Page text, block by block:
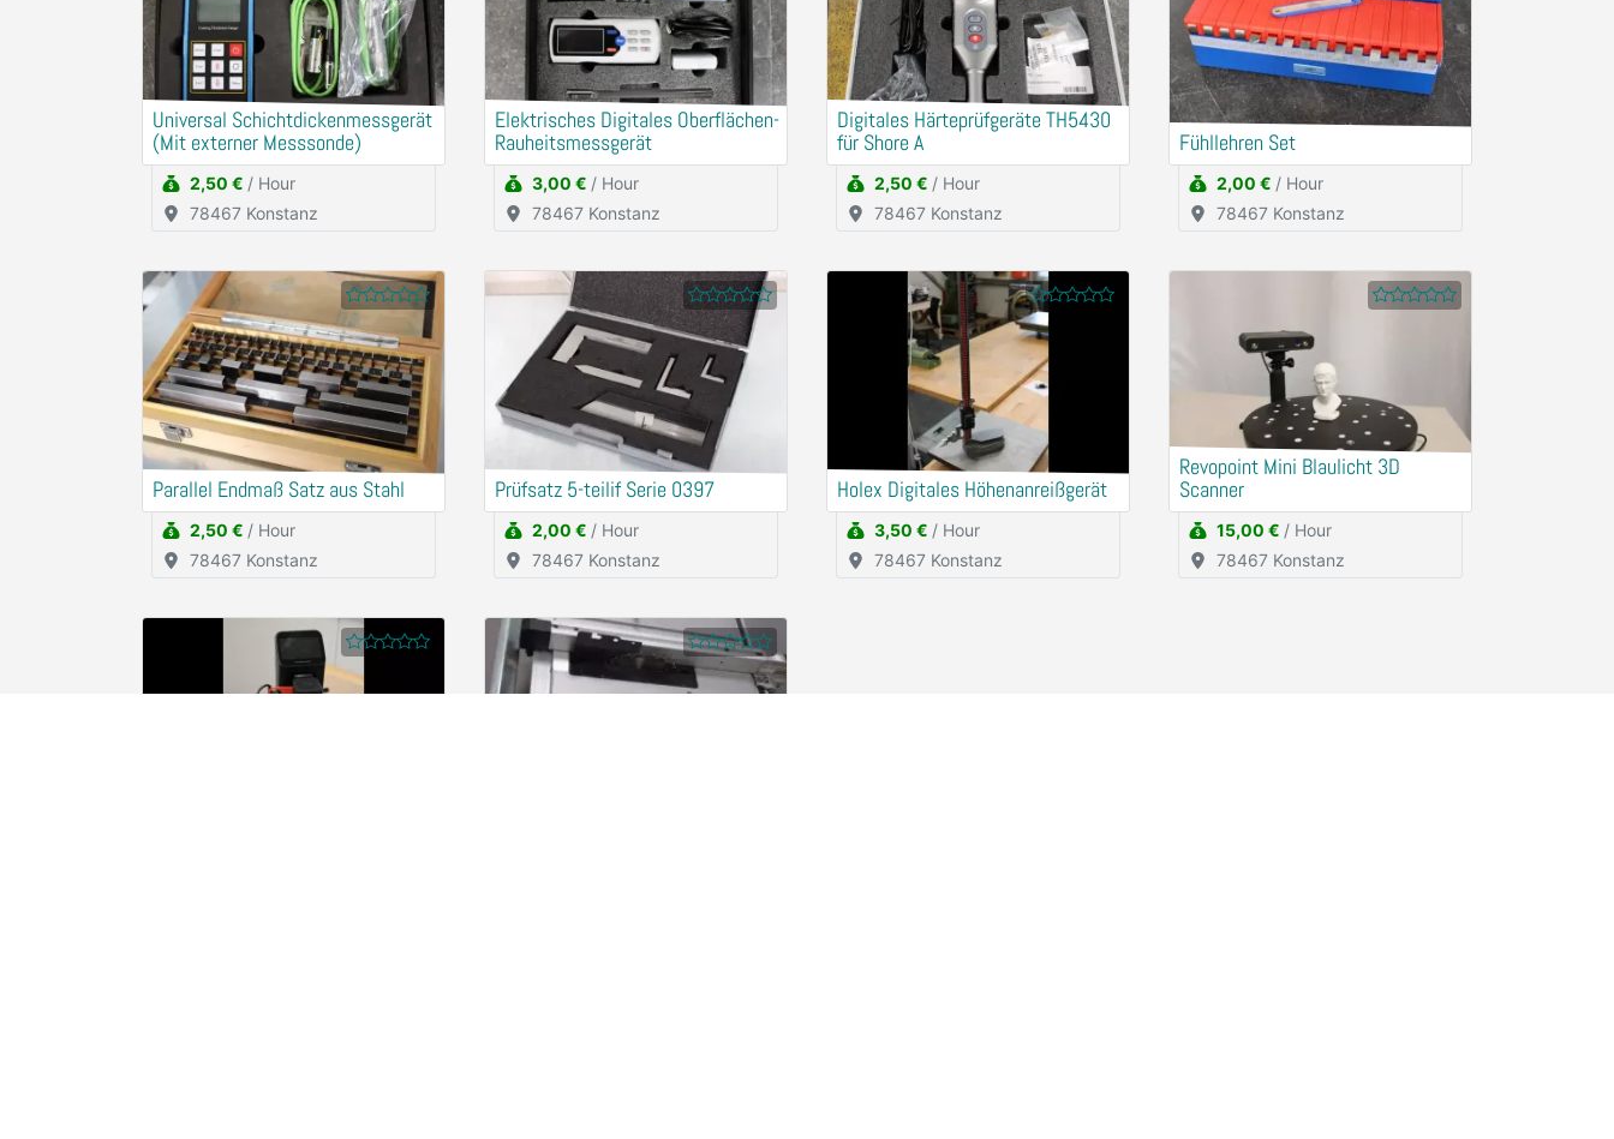
Universal Schichtdickenmessgerät
(Mit externer Messsonde)
2,50 € / Hour
78467 Konstanz
Elektrisches Digitales Oberflächen-
Rauheitsmessgerät
3,00 € / Hour
78467 Konstanz
Digitales Härteprüfgeräte TH5430
für Shore A
2,50 € / Hour
78467 Konstanz
Fühllehren Set
2,00 € / Hour
78467 Konstanz
Parallel Endmaß Satz aus Stahl
2,50 € / Hour
78467 Konstanz
Prüfsatz 5-teilif Serie 0397
2,00 € / Hour
78467 Konstanz
Holex Digitales Höhenanreißgerät
3,50 € / Hour
78467 Konstanz
Revopoint Mini Blaulicht 3D
Scanner
15,00 € / Hour
78467 Konstanz